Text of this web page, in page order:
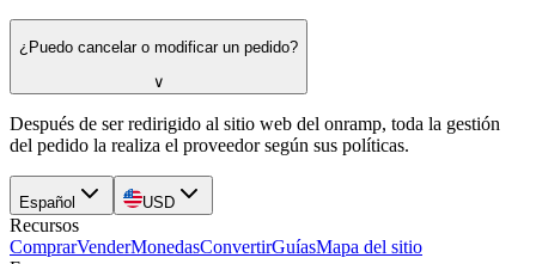
¿Puedo cancelar o modificar un pedido?
∨
Después de ser redirigido al sitio web del onramp, toda la gestión
del pedido la realiza el proveedor según sus políticas.
Español USD
Recursos
ComprarVenderMonedasConvertirGuíasMapa del sitio